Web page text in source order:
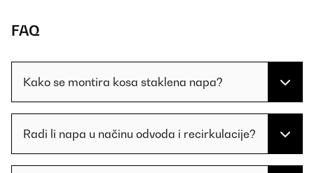
FAQ
Kako se montira kosa staklena napa?
Radi li napa u načinu odvoda i recirkulacije?